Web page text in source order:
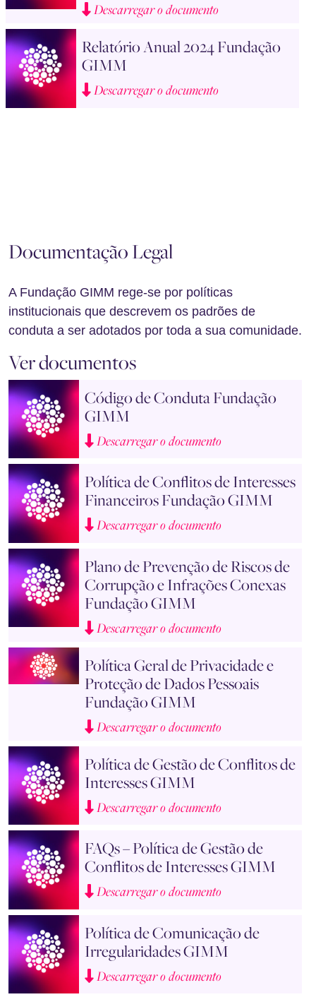
Descarregar o documento
Relatório Anual 2024 Fundação
GIMM
Descarregar o documento
Documentação Legal
A Fundação GIMM rege-se por políticas
institucionais que descrevem os padrões de
conduta a ser adotados por toda a sua comunidade.
Ver documentos
Código de Conduta Fundação
GIMM
Descarregar o documento
Política de Conflitos de Interesses
Financeiros Fundação GIMM
Descarregar o documento
Plano de Prevenção de Riscos de
Corrupção e Infrações Conexas
Fundação GIMM
Descarregar o documento
Política Geral de Privacidade e
Proteção de Dados Pessoais
Fundação GIMM
Descarregar o documento
Política de Gestão de Conflitos de
Interesses GIMM
Descarregar o documento
FAQs – Política de Gestão de
Conflitos de Interesses GIMM
Descarregar o documento
Política de Comunicação de
Irregularidades GIMM
Descarregar o documento